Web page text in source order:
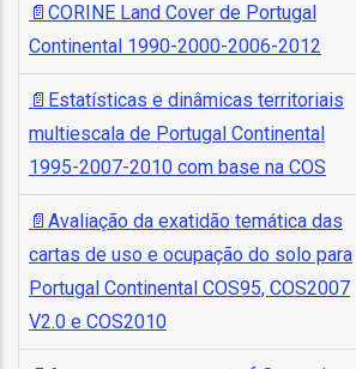
CORINE Land Cover de Portugal
Continental 1990-2000-2006-2012
Estatísticas e dinâmicas territoriais
multiescala de Portugal Continental
1995-2007-2010 com base na COS
Avaliação da exatidão temática das
cartas de uso e ocupação do solo para
Portugal Continental COS95, COS2007
V2.0 e COS2010